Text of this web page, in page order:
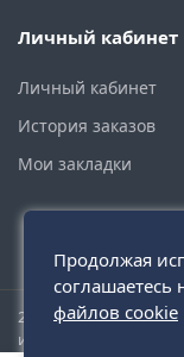
Личный кабинет
Личный кабинет
История заказов
Мои закладки
2015 - 2026 ©
инженерной и
Продолжая
соглашаетесь
файлов cookie